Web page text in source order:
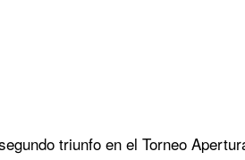
triunfo en el Torneo